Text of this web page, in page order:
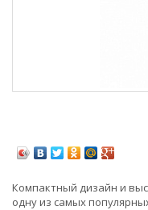
Компактный дизайн и
одну из самых